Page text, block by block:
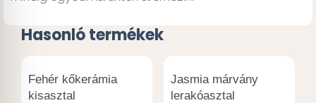
Hasonló termékek
Fehér kőkerámia
kisasztal
Jasmia márvány
lerakóasztal